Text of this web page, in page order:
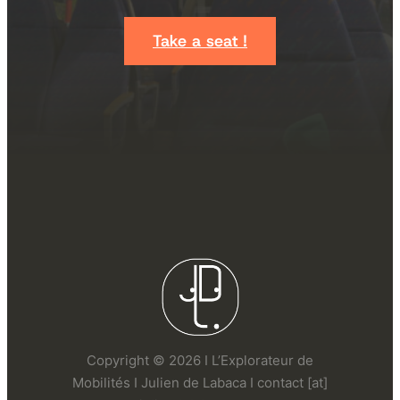
Take a seat !
Copyright © 2026 I L’Explorateur de
Mobilités I Julien de Labaca I contact [at]